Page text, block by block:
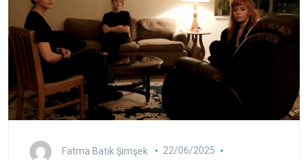
Fatma Batık Şimşek
22/06/2025